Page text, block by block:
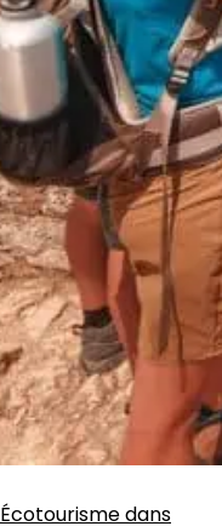
Écotourisme dans